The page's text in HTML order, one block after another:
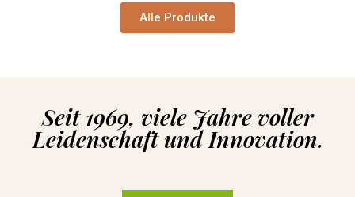
Alle Produkte
Seit 1969, viele Jahre voller
Leidenschaft und Innovation.